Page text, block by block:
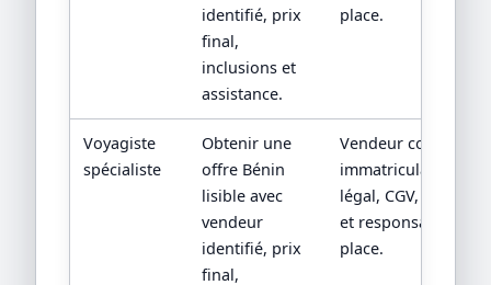
identifié, prix
final,
inclusions et
assistance.
place.
Voyagiste
spécialiste
Obtenir une
offre Bénin
lisible avec
vendeur
identifié, prix
final,
Vendeur
immatriculation/
légal, CGV,
et responsabilité
place.